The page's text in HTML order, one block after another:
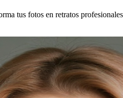
tus fotos en retratos